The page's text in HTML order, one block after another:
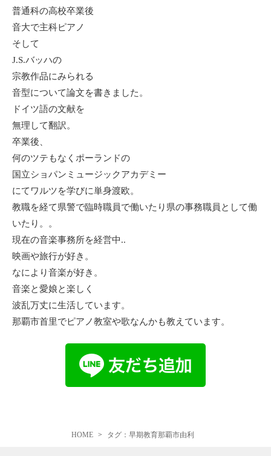
普通科の高校卒業後
音大で主科ピアノ
そして
J.S.バッハの
宗教作品にみられる
音型について論文を書きました。
ドイツ語の文献を
無理して翻訳。
卒業後、
何のツテもなくポーランドの
国立ショパンミュージックアカデミー
にてワルツを学びに単身渡欧。
教職を経て県警で臨時職員で働いたり県の事務職員として働
いたり。。
現在の音楽事務所を経営中..
映画や旅行が好き。
なにより音楽が好き。
音楽と愛娘と楽しく
波乱万丈に生活しています。
那覇市首里でピアノ教室や歌なんかも教えています。
HOME タグ：早期教育那覇市由利